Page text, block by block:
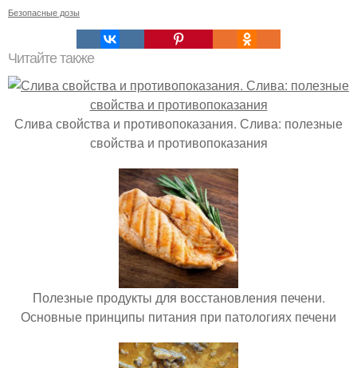
Безопасные дозы
Читайте также
Слива свойства и противопоказания. Слива: полезные
свойства и противопоказания
Полезные продукты для восстановления печени.
Основные принципы питания при патологиях печени